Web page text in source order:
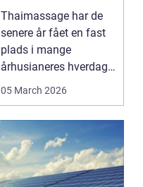
afslapning,
smidighed og
bedre velvære
Thaimassage har de
senere år fået en fast
plads i mange
århusianeres hverdag.
Flere bruger den både
05 March 2026